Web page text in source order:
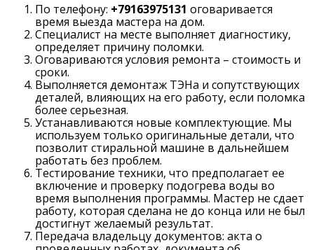
По телефону: +79163975131 оговаривается
время выезда мастера на дом.
Специалист на месте выполняет диагностику,
определяет причину поломки.
Оговариваются условия ремонта – стоимость и
сроки.
Выполняется демонтаж ТЭНа и сопутствующих
деталей, влияющих на его работу, если поломка
более серьезная.
Устанавливаются новые комплектующие. Мы
используем только оригинальные детали, что
позволит стиральной машине в дальнейшем
работать без проблем.
Тестирование техники, что предполагает ее
включение и проверку подогрева воды во
время выполнения программы. Мастер не сдает
работу, которая сделана не до конца или не был
достигнут желаемый результат.
Передача владельцу документов: акта о